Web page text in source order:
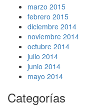
marzo 2015
febrero 2015
diciembre 2014
noviembre 2014
octubre 2014
julio 2014
junio 2014
mayo 2014
Categorías